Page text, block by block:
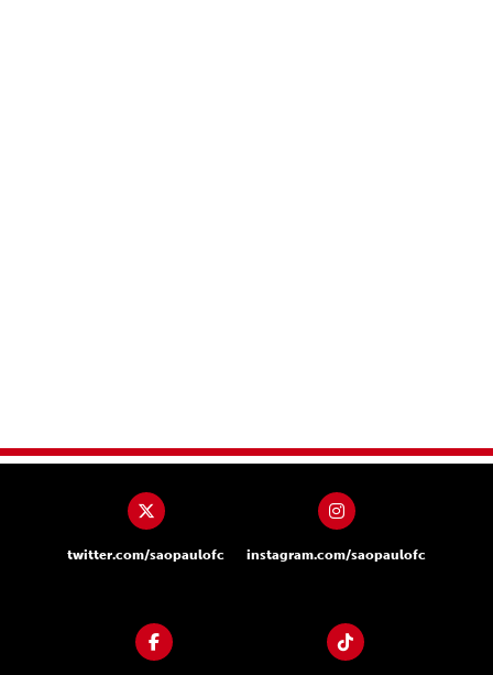
twitter.com/saopaulofc instagram.com/saopaulofc